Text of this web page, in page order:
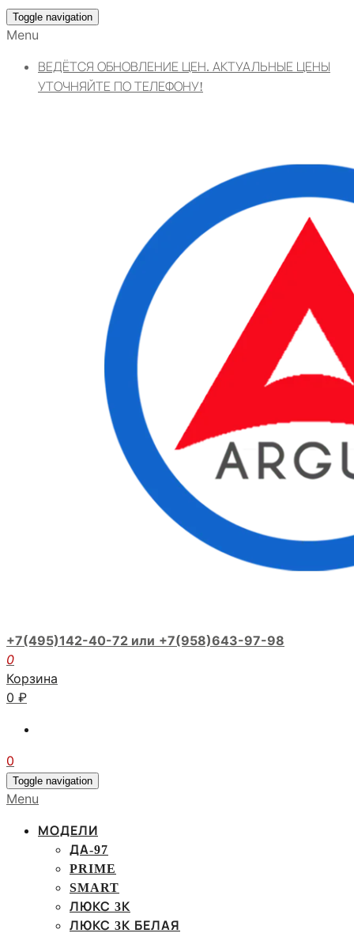
Toggle navigation
Menu
ВЕДЁТСЯ ОБНОВЛЕНИЕ ЦЕН. АКТУАЛЬНЫЕ ЦЕНЫ
УТОЧНЯЙТЕ ПО ТЕЛЕФОНУ!
+7(495)142-40-72 или +7(958)643-97-98
0
Корзина
0 ₽
0
Toggle navigation
Menu
МОДЕЛИ
ДА-97
PRIME
SMART
ЛЮКС 3К
ЛЮКС 3К БЕЛАЯ